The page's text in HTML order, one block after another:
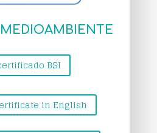
BSI
in English